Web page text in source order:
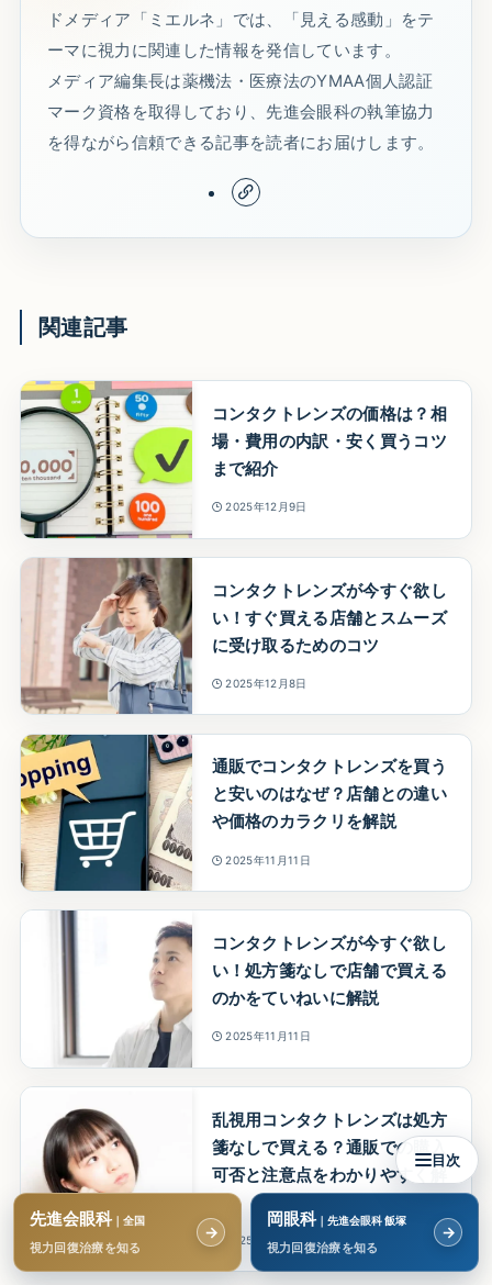
ドメディア「ミエルネ」では、「見える感動」をテ
ーマに視力に関連した情報を発信しています。
メディア編集長は薬機法・医療法のYMAA個人認証
マーク資格を取得しており、先進会眼科の執筆協力
を得ながら信頼できる記事を読者にお届けします。
関連記事
コンタクトレンズの価格は？相
場・費用の内訳・安く買うコツ
まで紹介
2025年12月9日
コンタクトレンズが今すぐ欲し
い！すぐ買える店舗とスムーズ
に受け取るためのコツ
2025年12月8日
通販でコンタクトレンズを買う
と安いのはなぜ？店舗との違い
や価格のカラクリを解説
2025年11月11日
コンタクトレンズが今すぐ欲し
い！処方箋なしで店舗で買える
のかをていねいに解説
2025年11月11日
乱視用コンタクトレンズは処方
箋なしで買える？通販での購入
可否と注意点をわかりやすく解
2025年11月11日
先進会眼科｜全国
視力回復治療を知る
→
岡眼科｜先進会眼科 飯塚
視力回復治療を知る
→
目次